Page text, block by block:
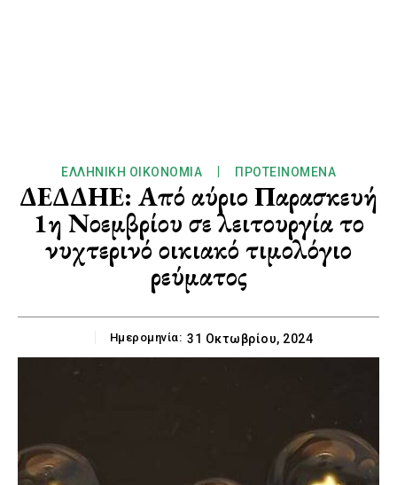
ΕΛΛΗΝΙΚΉ ΟΙΚΟΝΟΜΊΑ ΠΡΟΤΕΙΝΌΜΕΝΑ
ΔΕΔΔΗΕ: Από αύριο Παρασκευή
1η Νοεμβρίου σε λειτουργία το
νυχτερινό οικιακό τιμολόγιο
ρεύματος
Ημερομηνία: 31 Οκτωβρίου, 2024